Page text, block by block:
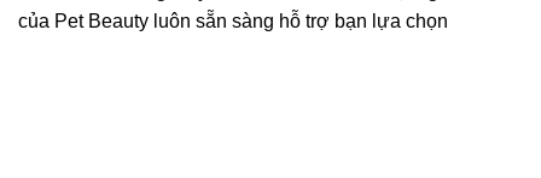
của Pet Beauty luôn sẵn sàng hỗ trợ bạn lựa chọn